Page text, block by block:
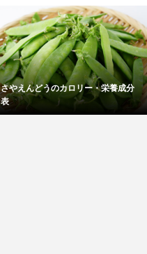
さやえんどうのカロリー・栄養成分
表